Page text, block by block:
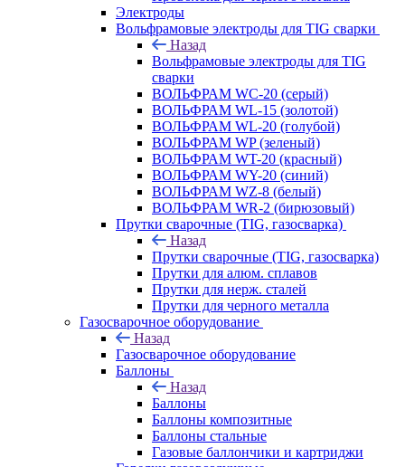
Электроды
Вольфрамовые электроды для TIG сварки
Назад
Вольфрамовые электроды для TIG
сварки
ВОЛЬФРАМ WC-20 (серый)
ВОЛЬФРАМ WL-15 (золотой)
ВОЛЬФРАМ WL-20 (голубой)
ВОЛЬФРАМ WP (зеленый)
ВОЛЬФРАМ WT-20 (красный)
ВОЛЬФРАМ WY-20 (синий)
ВОЛЬФРАМ WZ-8 (белый)
ВОЛЬФРАМ WR-2 (бирюзовый)
Прутки сварочные (TIG, газосварка)
Назад
Прутки сварочные (TIG, газосварка)
Прутки для алюм. сплавов
Прутки для нерж. сталей
Прутки для черного металла
Газосварочное оборудование
Назад
Газосварочное оборудование
Баллоны
Назад
Баллоны
Баллоны композитные
Баллоны стальные
Газовые баллончики и картриджи